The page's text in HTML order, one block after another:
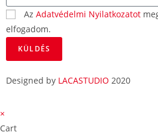
Az Adatvédelmi Nyilatkozatot
elfogadom.
KÜLDÉS
Designed by LACASTUDIO 2020
×
Cart